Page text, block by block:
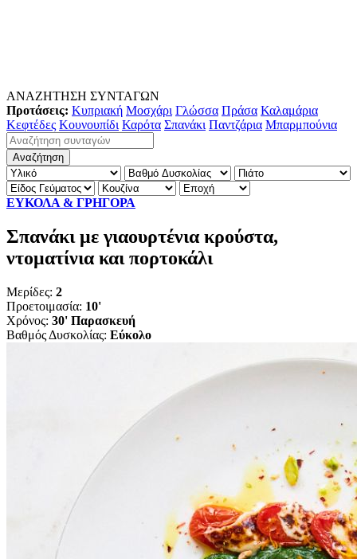
ΑΝΑΖΗΤΗΣΗ ΣΥΝΤΑΓΩΝ
Προτάσεις: Κυπριακή Μοσχάρι Γλώσσα Πράσα Καλαμάρια
Κεφτέδες Κουνουπίδι Καρότα Σπανάκι Παντζάρια Μπαρμπούνια
ΕΥΚΟΛΑ & ΓΡΗΓΟΡΑ
Σπανάκι με γιαουρτένια κρούστα,
ντοματίνια και πορτοκάλι
Μερίδες: 2
Προετοιμασία: 10'
Χρόνος: 30' Παρασκευή
Βαθμός Δυσκολίας: Εύκολο